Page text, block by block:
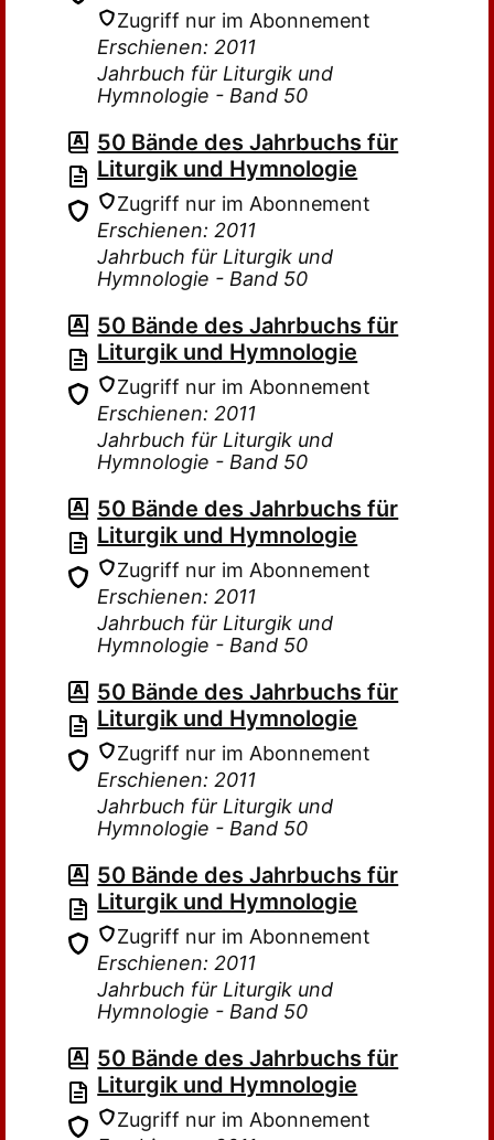
Zugriff nur im Abonnement
Erschienen: 2011
Jahrbuch für Liturgik und
Hymnologie - Band 50
50 Bände des Jahrbuchs für
Liturgik und Hymnologie
Zugriff nur im Abonnement
Erschienen: 2011
Jahrbuch für Liturgik und
Hymnologie - Band 50
50 Bände des Jahrbuchs für
Liturgik und Hymnologie
Zugriff nur im Abonnement
Erschienen: 2011
Jahrbuch für Liturgik und
Hymnologie - Band 50
50 Bände des Jahrbuchs für
Liturgik und Hymnologie
Zugriff nur im Abonnement
Erschienen: 2011
Jahrbuch für Liturgik und
Hymnologie - Band 50
50 Bände des Jahrbuchs für
Liturgik und Hymnologie
Zugriff nur im Abonnement
Erschienen: 2011
Jahrbuch für Liturgik und
Hymnologie - Band 50
50 Bände des Jahrbuchs für
Liturgik und Hymnologie
Zugriff nur im Abonnement
Erschienen: 2011
Jahrbuch für Liturgik und
Hymnologie - Band 50
50 Bände des Jahrbuchs für
Liturgik und Hymnologie
Zugriff nur im Abonnement